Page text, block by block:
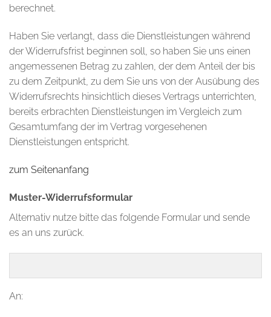
berechnet.
Haben Sie verlangt, dass die Dienstleistungen während
der Widerrufsfrist beginnen soll, so haben Sie uns einen
angemessenen Betrag zu zahlen, der dem Anteil der bis
zu dem Zeitpunkt, zu dem Sie uns von der Ausübung des
Widerrufsrechts hinsichtlich dieses Vertrags unterrichten,
bereits erbrachten Dienstleistungen im Vergleich zum
Gesamtumfang der im Vertrag vorgesehenen
Dienstleistungen entspricht.
zum Seitenanfang
Muster-Widerrufsformular
Alternativ nutze bitte das folgende Formular und sende
es an uns zurück.
An: